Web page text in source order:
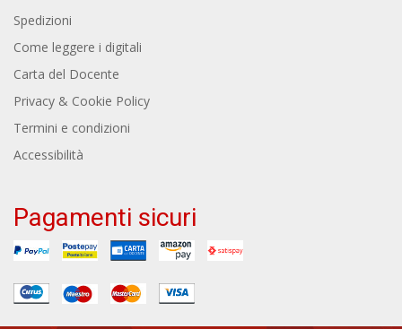
Spedizioni
Come leggere i digitali
Carta del Docente
Privacy & Cookie Policy
Termini e condizioni
Accessibilità
Pagamenti sicuri